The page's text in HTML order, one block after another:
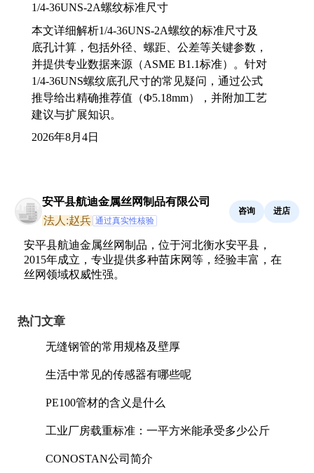
1/4-36UNS-2A螺纹标准尺寸
本文详细解析1/4-36UNS-2A螺纹的标准尺寸及
底孔计算，包括外径、螺距、公差等关键参数，
并提供专业数据来源（ASME B1.1标准）。针对
1/4-36UNS螺纹底孔尺寸的常见疑问，通过公式
推导给出精确推荐值（Φ5.18mm），并附加工艺
建议与扩展知识。
2026年8月4日
安平县航迪金属丝网制品有限公司
法人:赵兵 通过真实性核验
咨询 进店
安平县航迪金属丝网制品，位于河北衡水安平县，
2015年成立，专业提供多种苗床网等，经验丰富，在
丝网领域权威性强。
热门文章
无缝钢管的常用规格及壁厚
生活中常见的传感器有哪些呢
PE100管材的含义是什么
工业厂房载重标准：一平方米能承受多少公斤
CONOSTAN公司简介